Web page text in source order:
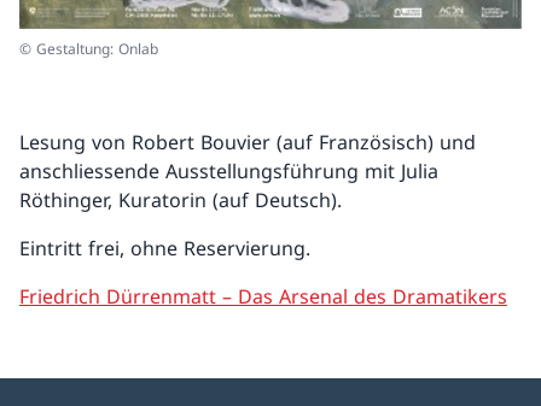
© Gestaltung: Onlab
Lesung von Robert Bouvier (auf Französisch) und
anschliessende Ausstellungsführung mit Julia
Röthinger, Kuratorin (auf Deutsch).
Eintritt frei, ohne Reservierung.
Friedrich Dürrenmatt – Das Arsenal des Dramatikers